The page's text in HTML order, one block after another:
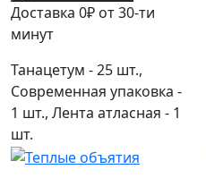
Доставка 0₽ от 30-ти
минут
Танацетум - 25 шт.,
Современная упаковка -
1 шт., Лента атласная - 1
шт.